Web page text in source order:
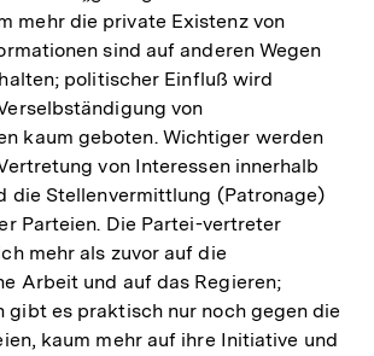
mehr die private Existenz von
sind auf anderen Wegen
politischer Einfluß wird
von
kaum geboten. Wichtiger werden
von Interessen innerhalb
die Stellenvermittlung (Patronage)
Parteien. Die Partei-vertreter
mehr als zuvor auf die
Arbeit und auf das Regieren;
gibt es praktisch nur noch gegen die
kaum mehr auf ihre Initiative und